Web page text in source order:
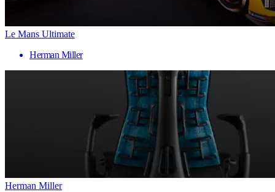
Le Mans Ultimate
Herman Miller
Herman Miller